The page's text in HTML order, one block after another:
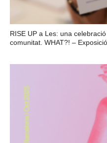
RISE UP a Les: una
comunitat. WHAT?! –